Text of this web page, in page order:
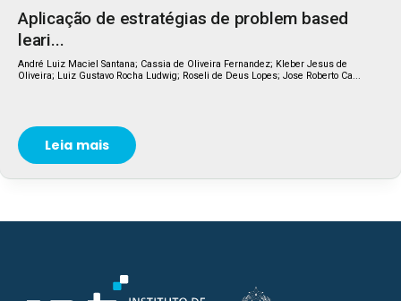
Aplicação de estratégias de problem based
leari...
André Luiz Maciel Santana; Cassia de Oliveira Fernandez; Kleber Jesus de
Oliveira; Luiz Gustavo Rocha Ludwig; Roseli de Deus Lopes; Jose Roberto Ca...
Leia mais